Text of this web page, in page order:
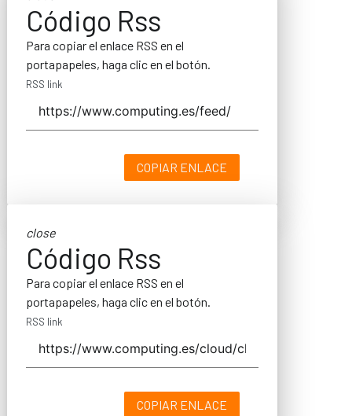
Código Rss
Para copiar el enlace RSS en el
portapapeles, haga clic en el botón.
RSS link
COPIAR ENLACE
close
Código Rss
Para copiar el enlace RSS en el
portapapeles, haga clic en el botón.
RSS link
COPIAR ENLACE